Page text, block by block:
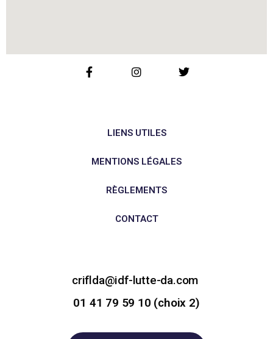
LIENS UTILES
MENTIONS LÉGALES
RÈGLEMENTS
CONTACT
criflda@idf-lutte-da.com
01 41 79 59 10 (choix 2)